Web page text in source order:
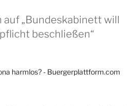
„Bundeskabinett will
beschließen“
harmlos? - Buergerplattform.com